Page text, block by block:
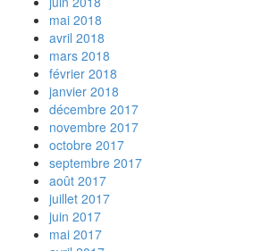
mai 2018
avril 2018
mars 2018
février 2018
janvier 2018
décembre 2017
novembre 2017
octobre 2017
septembre 2017
août 2017
juillet 2017
juin 2017
mai 2017